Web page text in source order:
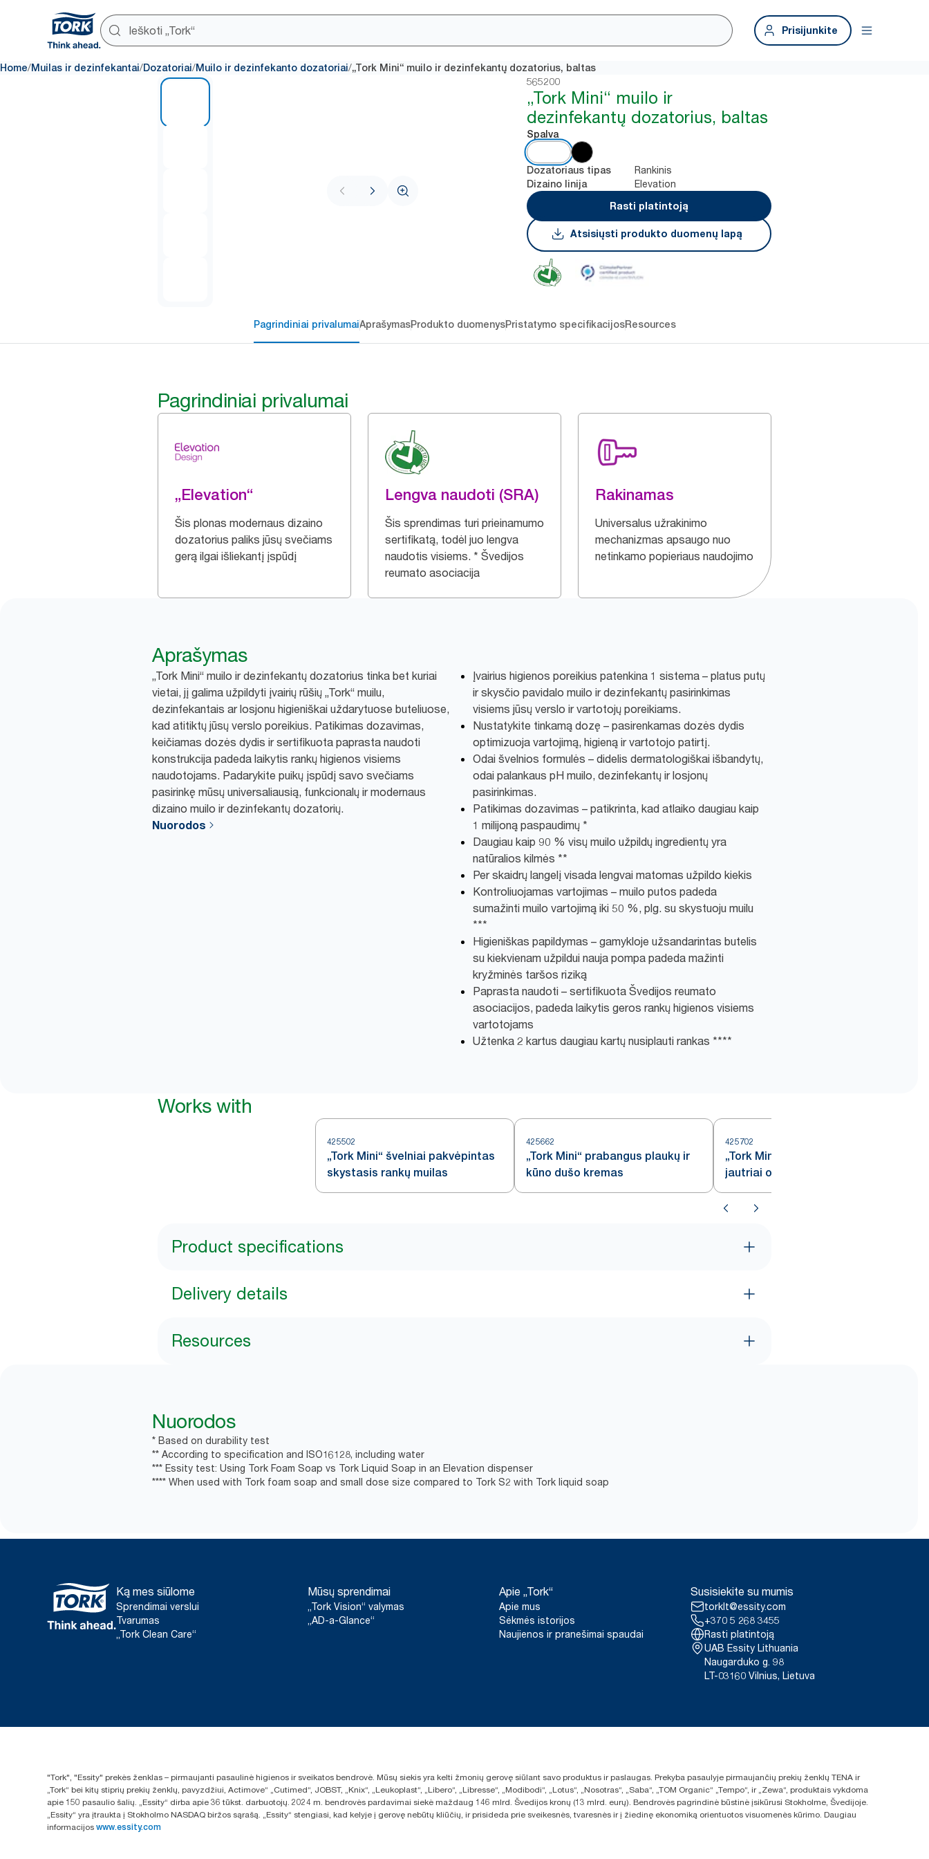
Prisijunkite
Home/Muilas ir dezinfekantai/Dozatoriai/Muilo ir dezinfekanto dozatoriai/„Tork Mini“ muilo ir dezinfekantų dozatorius, baltas
565200
„Tork Mini“ muilo ir
dezinfekantų dozatorius, baltas
Spalva
Dozatoriaus tipas Rankinis
Dizaino linija
Elevation
Rasti platintoją
Atsisiųsti produkto duomenų lapą
Pagrindiniai privalumaiAprašymasProdukto duomenysPristatymo specifikacijosResources
Pagrindiniai privalumai
„Elevation“
Šis plonas modernaus dizaino
dozatorius paliks jūsų svečiams
gerą ilgai išliekantį įspūdį
Lengva naudoti (SRA)
Šis sprendimas turi prieinamumo
sertifikatą, todėl juo lengva
naudotis visiems. * Švedijos
reumato asociacija
Rakinamas
Universalus užrakinimo
mechanizmas apsaugo nuo
netinkamo popieriaus naudojimo
Aprašymas
„Tork Mini“ muilo ir dezinfekantų dozatorius tinka bet kuriai
vietai, jį galima užpildyti įvairių rūšių „Tork“ muilu,
dezinfekantais ar losjonu higieniškai uždarytuose buteliuose,
kad atitiktų jūsų verslo poreikius. Patikimas dozavimas,
keičiamas dozės dydis ir sertifikuota paprasta naudoti
konstrukcija padeda laikytis rankų higienos visiems
naudotojams. Padarykite puikų įspūdį savo svečiams
pasirinkę mūsų universaliausią, funkcionalų ir modernaus
dizaino muilo ir dezinfekantų dozatorių.
Nuorodos
Įvairius higienos poreikius patenkina 1 sistema – platus putų
ir skysčio pavidalo muilo ir dezinfekantų pasirinkimas
visiems jūsų verslo ir vartotojų poreikiams.
Nustatykite tinkamą dozę – pasirenkamas dozės dydis
optimizuoja vartojimą, higieną ir vartotojo patirtį.
Odai švelnios formulės – didelis dermatologiškai išbandytų,
odai palankaus pH muilo, dezinfekantų ir losjonų
pasirinkimas.
Patikimas dozavimas – patikrinta, kad atlaiko daugiau kaip
1 milijoną paspaudimų *
Daugiau kaip 90 % visų muilo užpildų ingredientų yra
natūralios kilmės **
Per skaidrų langelį visada lengvai matomas užpildo kiekis
Kontroliuojamas vartojimas – muilo putos padeda
sumažinti muilo vartojimą iki 50 %, plg. su skystuoju muilu
***
Higieniškas papildymas – gamykloje užsandarintas butelis
su kiekvienam užpildui nauja pompa padeda mažinti
kryžminės taršos riziką
Paprasta naudoti – sertifikuota Švedijos reumato
asociacijos, padeda laikytis geros rankų higienos visiems
vartotojams
Užtenka 2 kartus daugiau kartų nusiplauti rankas ****
Works with
425502
„Tork Mini“ švelniai pakvėpintas
skystasis rankų muilas
425662
„Tork Mini“ prabangus plaukų ir
kūno dušo kremas
425702
„Tork Mini“ skystasis muilas
jautriai odai
Product specifications
Delivery details
Resources
Nuorodos
* Based on durability test
** According to specification and ISO16128, including water
*** Essity test: Using Tork Foam Soap vs Tork Liquid Soap in an Elevation dispenser
**** When used with Tork foam soap and small dose size compared to Tork S2 with Tork liquid soap
Ką mes siūlome
Sprendimai verslui
Tvarumas
„Tork Clean Care“
Mūsų sprendimai
„Tork Vision“ valymas
„AD-a-Glance“
Apie „Tork“
Apie mus
Sėkmės istorijos
Naujienos ir pranešimai spaudai
Susisiekite su mumis
torklt@essity.com
+370 5 268 3455
Rasti platintoją
UAB Essity Lithuania
Naugarduko g. 98
LT-03160 Vilnius, Lietuva
"Tork", "Essity" prekės ženklas – pirmaujanti pasaulinė higienos ir sveikatos bendrovė. Mūsų siekis yra kelti žmonių gerovę siūlant savo produktus ir paslaugas. Prekyba pasaulyje pirmaujančių prekių ženklų TENA ir
„Tork“ bei kitų stiprių prekių ženklų, pavyzdžiui, Actimove“ „Cutimed“, JOBST, „Knix“, „Leukoplast“, „Libero“, „Libresse“, „Modibodi“, „Lotus“, „Nosotras“, „Saba“, „TOM Organic“ „Tempo“, ir „Zewa“, produktais vykdoma
apie 150 pasaulio šalių. „Essity“ dirba apie 36 tūkst. darbuotojų. 2024 m. bendrovės pardavimai siekė maždaug 146 mlrd. Švedijos kronų (13 mlrd. eurų). Bendrovės pagrindinė būstinė įsikūrusi Stokholme, Švedijoje.
„Essity“ yra įtraukta į Stokholmo NASDAQ biržos sąrašą. „Essity“ stengiasi, kad kelyje į gerovę nebūtų kliūčių, ir prisideda prie sveikesnės, tvaresnės ir į žiedinę ekonomiką orientuotos visuomenės kūrimo. Daugiau
informacijos www.essity.com